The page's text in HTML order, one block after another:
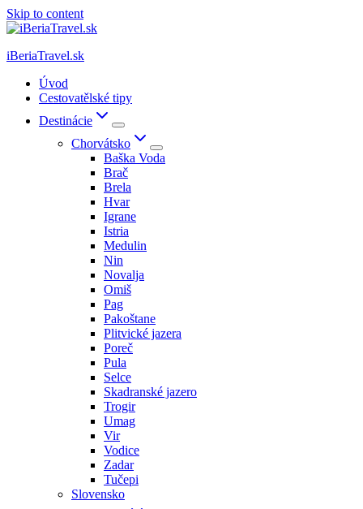
Skip to content
iBeriaTravel.sk
Úvod
Cestovatělské tipy
Destinácie
Chorvátsko
Baška Voda
Brač
Brela
Hvar
Igrane
Istria
Medulin
Nin
Novalja
Omiš
Pag
Pakoštane
Plitvické jazera
Poreč
Pula
Selce
Skadranské jazero
Trogir
Umag
Vir
Vodice
Zadar
Tučepi
Slovensko